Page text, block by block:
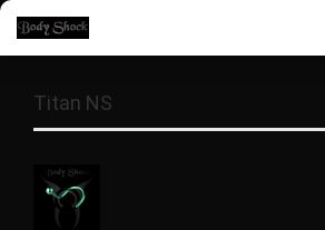
Titan NS